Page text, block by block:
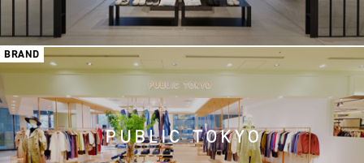
BRAND